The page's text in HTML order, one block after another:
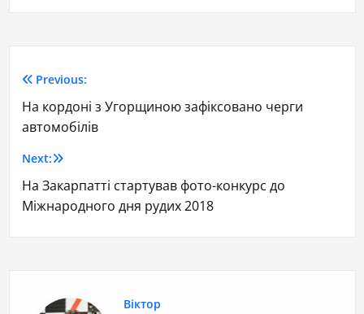
Previous:
На кордоні з Угорщиною зафіксовано черги
автомобілів
Next:
На Закарпатті стартував фото-конкурс до
Міжнародного дня рудих 2018
Віктор